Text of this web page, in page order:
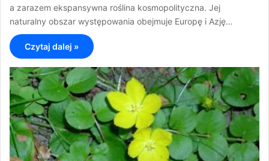
a zarazem ekspansywna roślina kosmopolityczna. Jej
naturalny obszar występowania obejmuje Europę i Azję…
Czytaj dalej »